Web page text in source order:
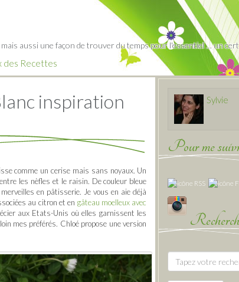
aussi une façon de trouver du temps pour l'essentiel … un
des Recettes
inspiration
comme un cerise mais sans noyaux. Un
les nèfles et le raisin. De couleur bleue
en pâtisserie. Je vous en aie déjà
au citron et en gâteau moelleux avec
aux Etats-Unis où elles garnissent les
mes préférés. Chloé propose une version
Sylvie
Pour me